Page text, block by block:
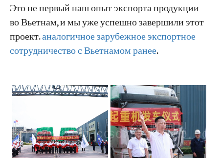
Это не первый наш опыт экспорта продукции
во Вьетнам, и мы уже успешно завершили этот
проект.аналогичное зарубежное экспортное
сотрудничество с Вьетнамом ранее.